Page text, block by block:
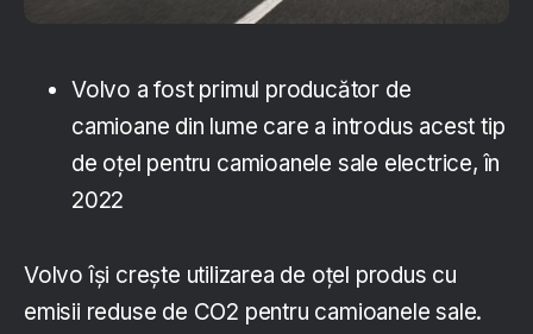
Volvo a fost primul producător de
camioane din lume care a introdus acest tip
de oțel pentru camioanele sale electrice, în
2022
Volvo își crește utilizarea de oțel produs cu
emisii reduse de CO2 pentru camioanele sale.